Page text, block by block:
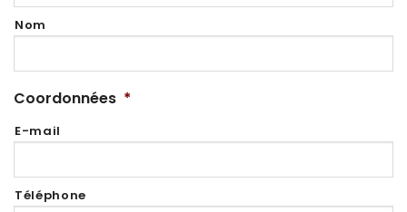
Nom
Coordonnées *
E-mail
Téléphone